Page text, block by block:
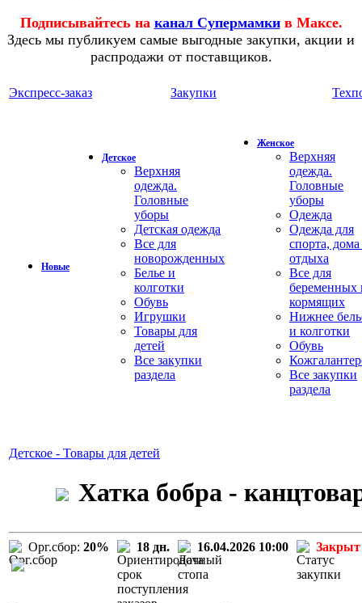
Подписывайтесь на канал Супермамки в Максе.
Здесь мы публикуем самые выгодные закупки, акции и
распродажи от поставщиков.
Экспресс-заказ Закупки
Новые
Детское
Верхняя
одежда.
Головные
уборы
Детская одежда
Все для
новорожденных
Белье и
колготки
Обувь
Игрушки
Товары для
детей
Все закупки
раздела
Женское
Верхняя
одежда.
Головные
уборы
Одежда
Одежда для
спорта,
отдыха
Все для
беременных
кормящих
Нижнее
и колготки
Обувь
Все закупки
раздела
Детское - Товары для детей
Хатка бобра -
Орг.сбор: 20% 18 дн. 16.04.2026 10:00 Закрыт